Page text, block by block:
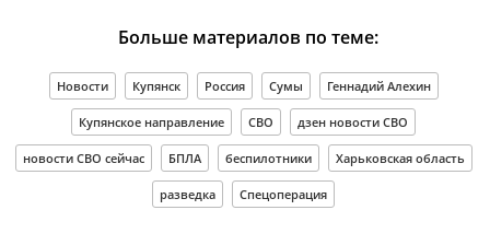
Больше материалов по теме:
Новости Купянск Россия Сумы Геннадий Алехин
Купянское направление СВО дзен новости СВО
новости СВО сейчас БПЛА беспилотники Харьковская область
разведка Спецоперация